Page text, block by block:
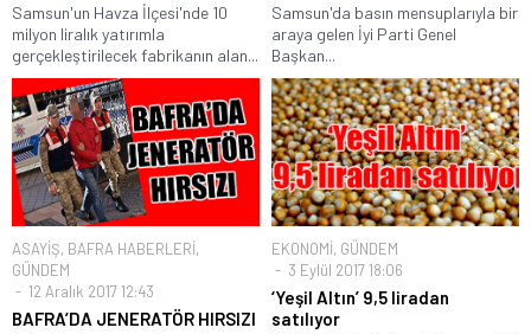
Samsun'un Havza İlçesi'nde 10
milyon liralık yatırımla
gerçekleştirilecek fabrikanın alan...
Samsun'da basın mensuplarıyla bir
araya gelen İyi Parti Genel
Başkan...
ASAYİŞ, BAFRA HABERLERİ,
GÜNDEM
12 Aralık 2017 12:43
BAFRA’DA JENERATÖR HIRSIZI
EKONOMİ, GÜNDEM
3 Eylül 2017 18:06
‘Yeşil Altın’ 9,5 liradan
satılıyor